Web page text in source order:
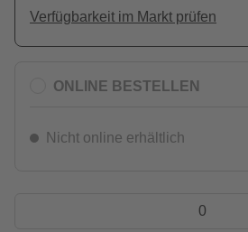
Verfügbarkeit im Markt prüfen
ONLINE BESTELLEN
Nicht online erhältlich